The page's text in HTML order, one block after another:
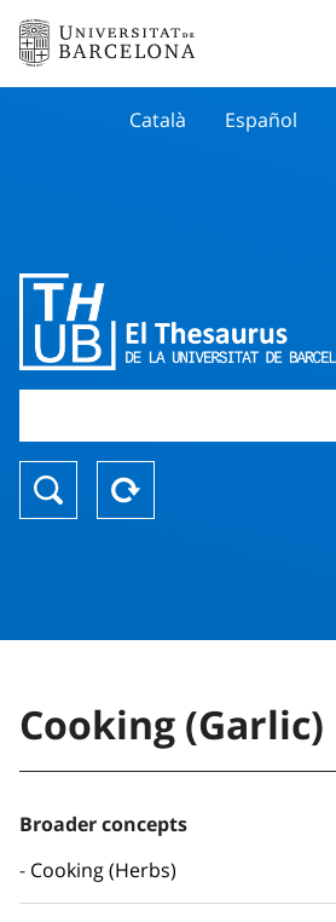
Català Español
Cooking (Garlic)
Broader concepts
Cooking (Herbs)